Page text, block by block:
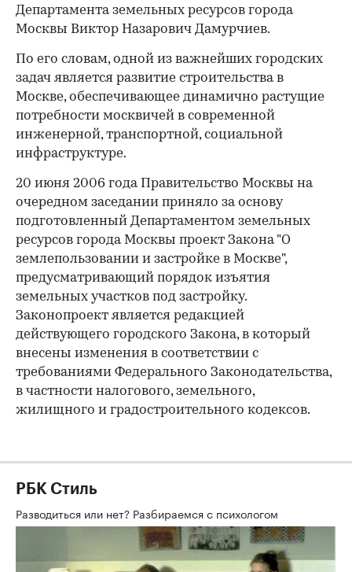
Департамента земельных ресурсов города
Москвы Виктор Назарович Дамурчиев.
По его словам, одной из важнейших городских
задач является развитие строительства в
Москве, обеспечивающее динамично растущие
потребности москвичей в современной
инженерной, транспортной, социальной
инфраструктуре.
20 июня 2006 года Правительство Москвы на
очередном заседании приняло за основу
подготовленный Департаментом земельных
ресурсов города Москвы проект Закона "О
землепользовании и застройке в Москве",
предусматривающий порядок изъятия
земельных участков под застройку.
Законопроект является редакцией
действующего городского Закона, в который
внесены изменения в соответствии с
требованиями Федерального Законодательства,
в частности налогового, земельного,
жилищного и градостроительного кодексов.
РБК Стиль
Разводиться или нет? Разбираемся с психологом